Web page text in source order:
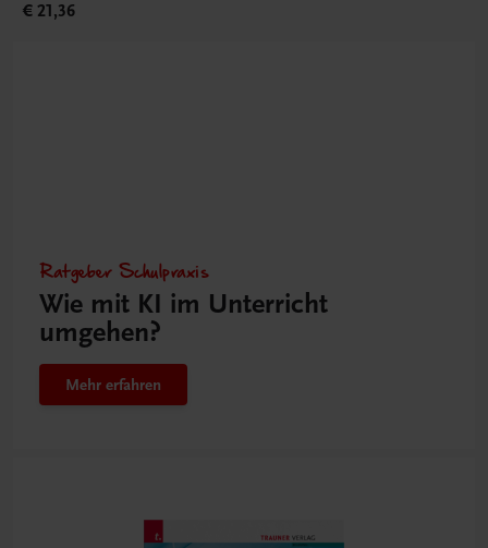
€ 21,36
Ratgeber Schulpraxis
Wie mit KI im Unterricht
umgehen?
Mehr erfahren